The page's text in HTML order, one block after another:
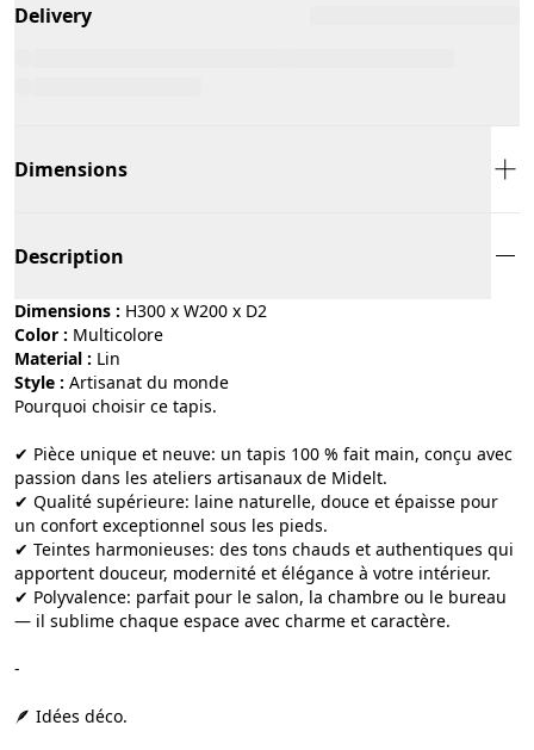
Delivery
Dimensions
Description
Dimensions : H300 x W200 x D2
Color :
multicolore
Material :
lin
Style :
artisanat du monde
Pourquoi choisir ce tapis.
✔ Pièce unique et neuve: un tapis 100 % fait main, conçu avec
passion dans les ateliers artisanaux de Midelt.
✔ Qualité supérieure: laine naturelle, douce et épaisse pour
un confort exceptionnel sous les pieds.
✔ Teintes harmonieuses: des tons chauds et authentiques qui
apportent douceur, modernité et élégance à votre intérieur.
✔ Polyvalence: parfait pour le salon, la chambre ou le bureau
— il sublime chaque espace avec charme et caractère.
-
🪶 Idées déco.